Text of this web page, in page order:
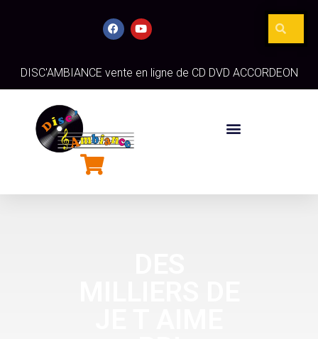
DISC'AMBIANCE vente en ligne de CD DVD ACCORDEON